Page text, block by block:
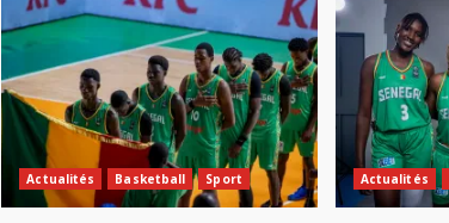
Actualités Basketball Sport Actualités